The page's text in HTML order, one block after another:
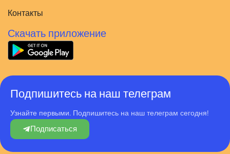
Контакты
Скачать приложение
Подпишитесь на наш телеграм
Узнайте первыми. Подпишитесь на наш телеграм сегодня!
Подписаться